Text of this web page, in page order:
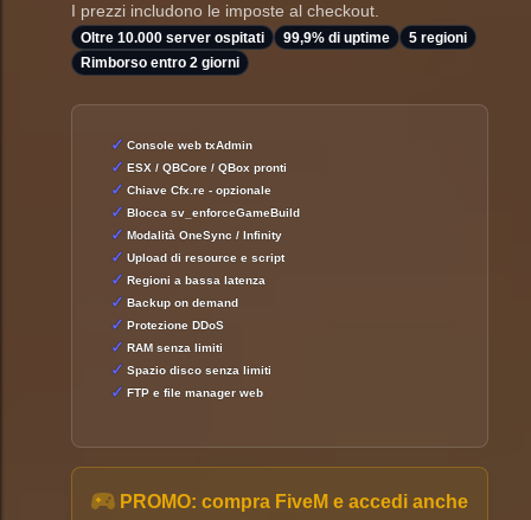
I prezzi includono le imposte al checkout.
Oltre 10.000 server ospitati 99,9% di uptime
5 regioni
Rimborso entro 2 giorni
Console web txAdmin
ESX / QBCore / QBox pronti
Chiave Cfx.re - opzionale
Blocca sv_enforceGameBuild
Modalità OneSync / Infinity
Upload di resource e script
Regioni a bassa latenza
Backup on demand
Protezione DDoS
RAM senza limiti
Spazio disco senza limiti
FTP e file manager web
PROMO: compra FiveM e accedi anche